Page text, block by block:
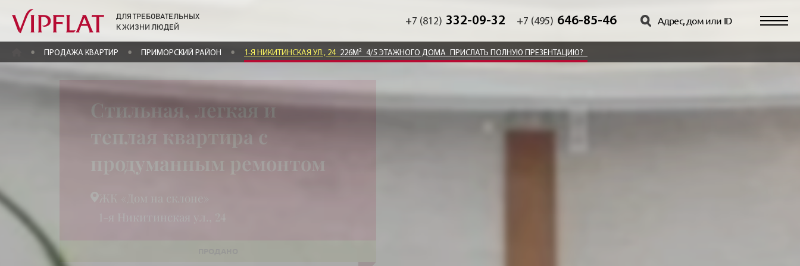
ДЛЯ ТРЕБОВАТЕЛЬНЫХ
К ЖИЗНИ ЛЮДЕЙ
+7 (812) 332-09-32 +7 (495) 646-85-46
ГЛАВНАЯПРОДАЖА КВАРТИР ПРИМОРСКИЙ РАЙОН 1-Я НИКИТИНСКАЯ УЛ., 24 226М² 4/5 ЭТАЖНОГО ДОМА ПРИСЛАТЬ ПОЛНУЮ ПРЕЗЕНТАЦИЮ?
Стильная, легкая и
теплая квартира с
продуманным ремонтом
ЖК «Дом на склоне»
1-я Никитинская ул., 24